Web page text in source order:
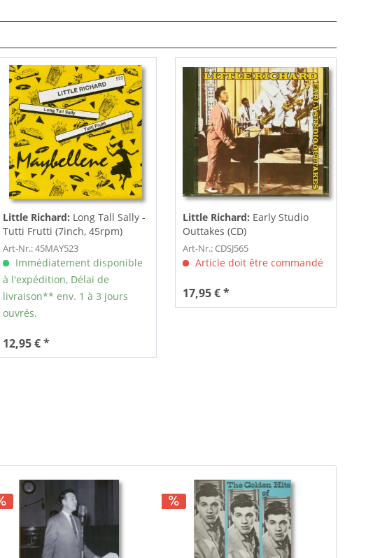
Little Richard: Long Tall Sally -
Tutti Frutti (7inch, 45rpm)
Art-Nr.: 45MAY523
Immédiatement disponible
à l'expédition, Délai de
livraison** env. 1 à 3 jours
ouvrés.
12,95 € *
Little Richard: Early Studio
Outtakes (CD)
Art-Nr.: CDSJ565
Article doit être commandé
17,95 € *